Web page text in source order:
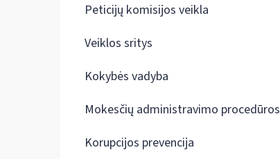
Peticijų komisijos veikla
Veiklos sritys
Kokybės vadyba
Mokesčių administravimo procedūros
Korupcijos prevencija